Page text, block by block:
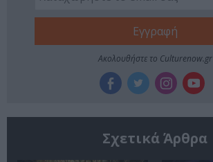
Ακολουθήστε το Culturenow.gr
Σχετικά Άρθρα